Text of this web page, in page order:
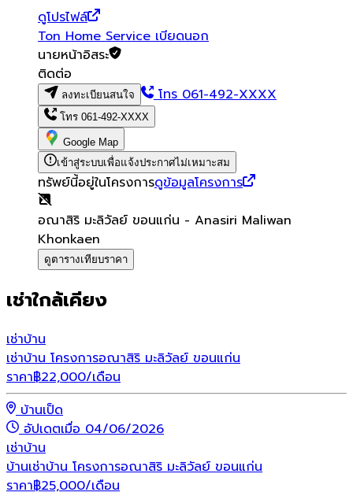
ดูโปรไฟล์
Ton Home Service เบียดนอก
นายหน้าอิสระ
ติดต่อ
ลงทะเบียนสนใจ โทร061-492-XXXX
โทร 061-492-XXXX
Google Map
เข้าสู่ระบบเพื่อแจ้งประกาศไม่เหมาะสม
ทรัพย์นี้อยู่ในโครงการดูข้อมูลโครงการ
อณาสิริ มะลิวัลย์ ขอนแก่น - Anasiri Maliwan
Khonkaen
ดูตารางเทียบราคา
เช่าใกล้เคียง
เช่าบ้าน
เช่าบ้าน โครงการอณาสิริ มะลิวัลย์ ขอนแก่น
ราคา฿22,000/เดือน
บ้านเป็ด
อัปเดตเมื่อ 04/06/2026
เช่าบ้าน
บ้านเช่าบ้าน โครงการอณาสิริ มะลิวัลย์ ขอนแก่น
ราคา฿25,000/เดือน